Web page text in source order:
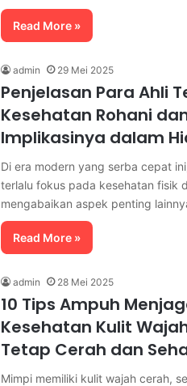
Read More »
admin 29 Mei 2025
Penjelasan Para Ahli
Kesehatan Rohani
Implikasinya dalam
Di era modern yang serba cepat
terlalu fokus pada kesehatan fisik
mengabaikan aspek penting
Read More »
admin 28 Mei 2025
10 Tips Ampuh
Kesehatan Kulit
Tetap Cerah dan
Mimpi memiliki kulit wajah cerah,